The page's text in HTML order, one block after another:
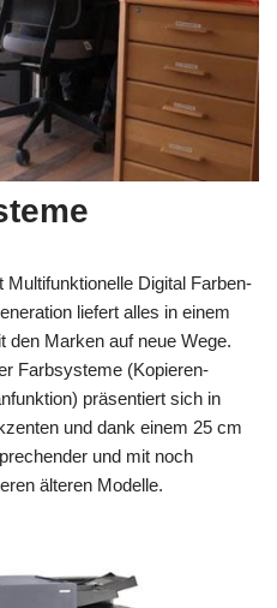
Digital Farben-
liefert alles in einem
den Marken auf neue Wege.
Farbsysteme (Kopieren-
präsentiert sich in
und dank einem 25 cm
und mit noch
älteren Modelle.